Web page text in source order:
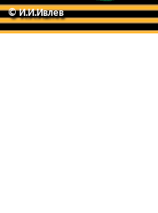
© И.И.Ивлев